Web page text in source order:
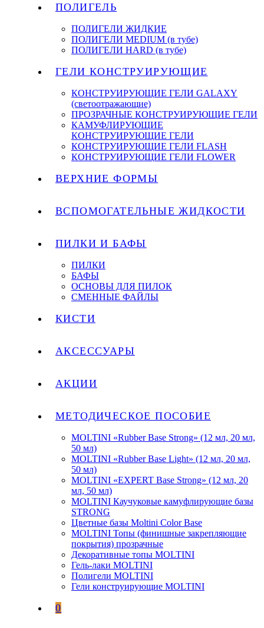
ПОЛИГЕЛЬ
ПОЛИГЕЛИ ЖИДКИЕ
ПОЛИГЕЛИ MEDIUM (в тубе)
ПОЛИГЕЛИ HARD (в тубе)
ГЕЛИ КОНСТРУИРУЮЩИЕ
КОНСТРУИРУЮЩИЕ ГЕЛИ GALAXY
(светоотражающие)
ПРОЗРАЧНЫЕ КОНСТРУИРУЮЩИЕ ГЕЛИ
КАМУФЛИРУЮЩИЕ
КОНСТРУИРУЮЩИЕ ГЕЛИ
КОНСТРУИРУЮЩИЕ ГЕЛИ FLASH
КОНСТРУИРУЮЩИЕ ГЕЛИ FLOWER
ВЕРХНИЕ ФОРМЫ
ВСПОМОГАТЕЛЬНЫЕ ЖИДКОСТИ
ПИЛКИ И БАФЫ
ПИЛКИ
БАФЫ
ОСНОВЫ ДЛЯ ПИЛОК
СМЕННЫЕ ФАЙЛЫ
КИСТИ
АКСЕССУАРЫ
АКЦИИ
МЕТОДИЧЕСКОЕ ПОСОБИЕ
MOLTINI «Rubber Base Strong» (12 мл, 20 мл,
50 мл)
MOLTINI «Rubber Base Light» (12 мл, 20 мл,
50 мл)
MOLTINI «EXPERT Base Strong» (12 мл, 20
мл, 50 мл)
MOLTINI Каучуковые камуфлирующие базы
STRONG
Цветные базы Moltini Color Base
MOLTINI Топы (финишные закрепляющие
покрытия) прозрачные
Декоративные топы MOLTINI
Гель-лаки MOLTINI
Полигели MOLTINI
Гели конструирующие MOLTINI
0